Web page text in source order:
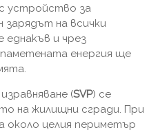
устройство за
зарядът на всички
и чрез
енергия ще
(SVP) се
на жилищни сгради. При
около целия периметър